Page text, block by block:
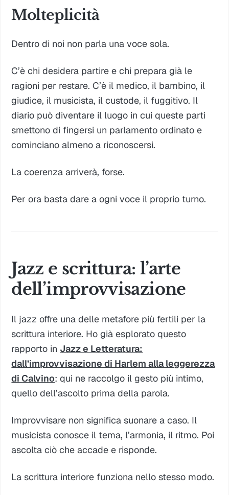
Molteplicità
Dentro di noi non parla una voce sola.
C’è chi desidera partire e chi prepara già le
ragioni per restare. C’è il medico, il bambino, il
giudice, il musicista, il custode, il fuggitivo. Il
diario può diventare il luogo in cui queste parti
smettono di fingersi un parlamento ordinato e
cominciano almeno a riconoscersi.
La coerenza arriverà, forse.
Per ora basta dare a ogni voce il proprio turno.
Jazz e scrittura: l’arte
dell’improvvisazione
Il jazz offre una delle metafore più fertili per la
scrittura interiore. Ho già esplorato questo
rapporto in Jazz e Letteratura:
dall’improvvisazione di Harlem alla leggerezza
di Calvino: qui ne raccolgo il gesto più intimo,
quello dell’ascolto prima della parola.
Improvvisare non significa suonare a caso. Il
musicista conosce il tema, l’armonia, il ritmo. Poi
ascolta ciò che accade e risponde.
La scrittura interiore funziona nello stesso modo.